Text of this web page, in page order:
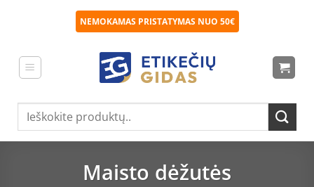
NEMOKAMAS PRISTATYMAS NUO 50€
Ieškoti:
Maisto dėžutės